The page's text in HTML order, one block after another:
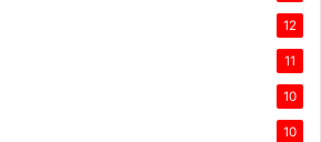
12
11
10
10